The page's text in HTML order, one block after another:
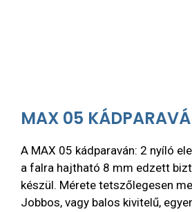
MAX 05
A MAX 05 kádparaván: 2 nyíló
a falra hajtható 8 mm edzett
készül. Mérete tetszőlegesen
Jobbos, vagy balos kivitelű,